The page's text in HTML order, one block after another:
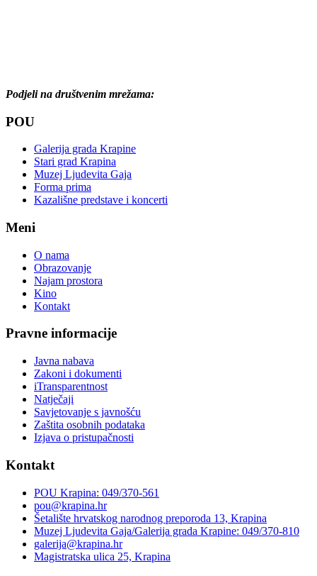
Podjeli na društvenim mrežama:
POU
Galerija grada Krapine
Stari grad Krapina
Muzej Ljudevita Gaja
Forma prima
Kazališne predstave i koncerti
Meni
O nama
Obrazovanje
Najam prostora
Kino
Kontakt
Pravne informacije
Javna nabava
Zakoni i dokumenti
iTransparentnost
Natječaji
Savjetovanje s javnošću
Zaštita osobnih podataka
Izjava o pristupačnosti
Kontakt
POU Krapina: 049/370-561
pou@krapina.hr
Šetalište hrvatskog narodnog preporoda 13, Krapina
Muzej Ljudevita Gaja/Galerija grada Krapine: 049/370-810
galerija@krapina.hr
Magistratska ulica 25, Krapina